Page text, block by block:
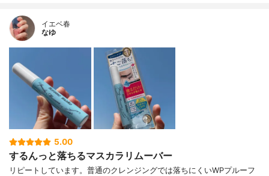
イエベ春
なゆ
5.00
するんっと落ちるマスカラリムーバー
リピートしています。普通のクレンジングでは落ちにくいWPプルーフ